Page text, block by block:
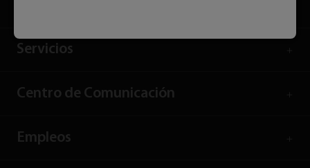
Servicios
Centro de Comunicación
Empleos